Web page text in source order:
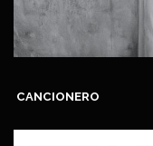
CANCIONERO